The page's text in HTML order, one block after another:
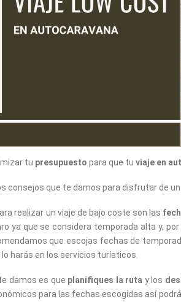
tu presupuesto para que tu viaje en
consejos que te damos para disfrutar de un
realizar un viaje de bajo coste son las
ya que se considera temporada alta y,
que escojas fechas de
harás en los servicios turísticos.
damos es que planifiques la ruta y los
para las fechas escogidas así